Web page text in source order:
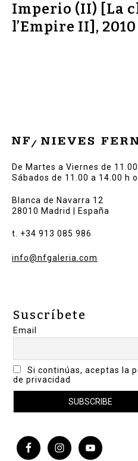
Imperio (II) [La
l’Empire II], 2010
De Martes a Viernes de
Sábados de 11.00 a 14.00 h
Blanca de Navarra 12
28010 Madrid | España
t. +34 913 085 986
info@nfgaleria.com
Suscríbete
Email
Si continúas, aceptas la
de privacidad